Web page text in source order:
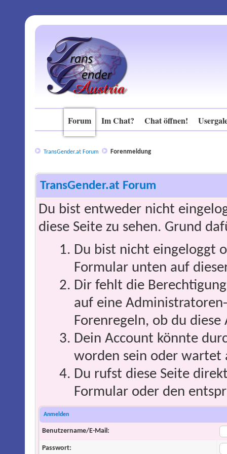
Forum Im Chat? Chat öffnen!
TransGender.at Forum Forenmeldung
TransGender.at Forum
Du bist entweder nicht
diese Seite zu sehen. Grund
Du bist nicht eingeloggt
Formular unten auf
Dir fehlt die
auf eine
Forenregeln, ob du
Dein Account könnte
worden sein oder wartet
Du rufst diese Seite
Formular oder den
Anmelden
Benutzername/E-Mail:
Passwort: